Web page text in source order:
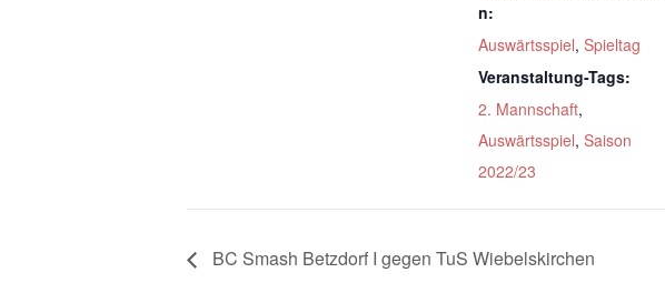
n:
Auswärtsspiel, Spieltag
Veranstaltung-Tags:
2. Mannschaft,
Auswärtsspiel, Saison
2022/23
BC Smash Betzdorf I gegen TuS Wiebelskirchen